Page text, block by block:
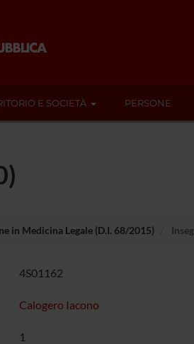
E SOCIETÀ PERSONE
in Medicina Legale (D.I. 68/2015)
4S01162
Calogero Iacono
1